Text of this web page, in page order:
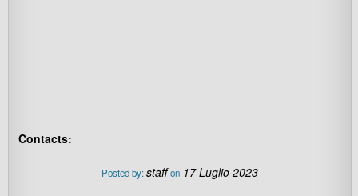
Contacts:
Posted by:staff on 17 Luglio 2023